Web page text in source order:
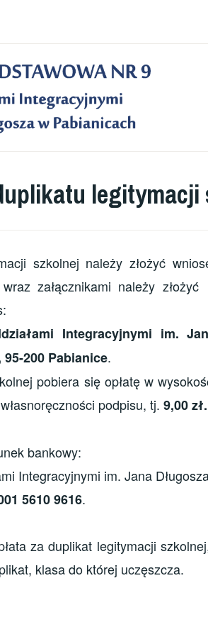
legitymacji
szkolnej należy złożyć
załącznikami należy
Integracyjnymi im.
200 Pabianice.
pobiera się opłatę w
podpisu, tj. 9,00 zł.
bankowy:
Integracyjnymi im. Jana
5610 9616.
za duplikat legitymacji
klasa do której uczęszcza.